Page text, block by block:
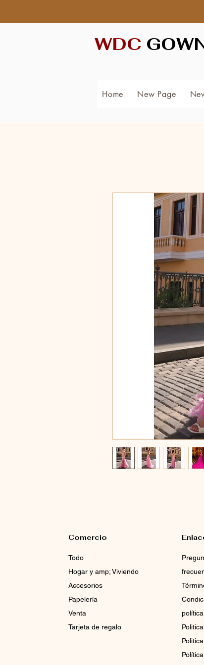
WDC
Home New Page
Comercio
Todo
Hogar y amp; Viviendo
Accesorios
Papelería
Venta
Tarjeta de regalo